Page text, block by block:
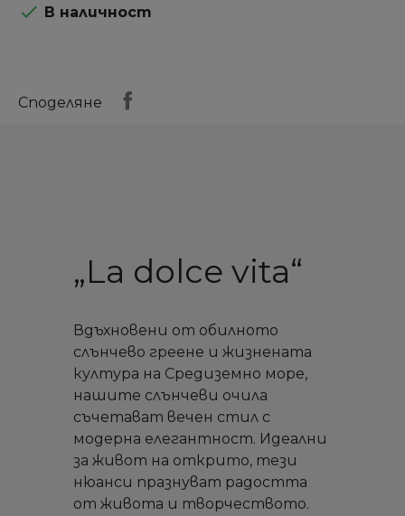
 В наличност
Споделяне
„La dolce vita“
Вдъхновени от обилното
слънчево греене и жизнената
култура на Средиземно море,
нашите слънчеви очила
съчетават вечен стил с
модерна елегантност. Идеални
за живот на открито, тези
нюанси празнуват радостта
от живота и творчеството.